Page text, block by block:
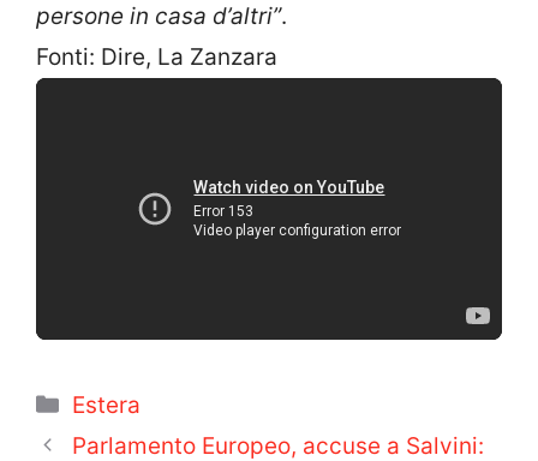
persone in casa d’altri”.
Fonti: Dire, La Zanzara
Categorie
Estera
Parlamento Europeo, accuse a Salvini: